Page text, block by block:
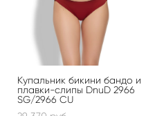
Купальник бикини бандо и
плавки-слипы DnuD 2966
SG/2966 CU